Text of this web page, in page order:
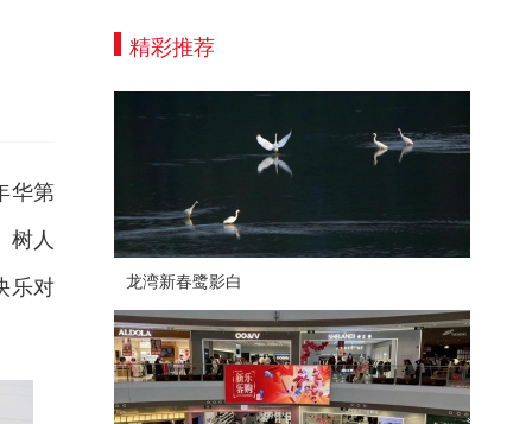
华第
树人
乐对
精彩推荐
龙湾新春鹭影白